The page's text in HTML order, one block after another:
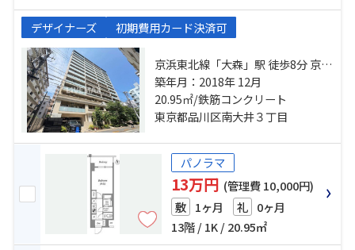
デザイナーズ 初期費用カード決済可
京浜東北線「大森」駅 徒歩8分 京急
本線「大森海岸」駅 徒歩3分 東京モ
ノレール「大井競馬場前」駅 徒歩
22分
築年月：2018年 12月
20.95㎡/鉄筋コンクリート
東京都品川区南大井３丁目
パノラマ
13万円 (管理費 10,000円)
敷 1ヶ月 礼 0ヶ月
13階 / 1K / 20.95㎡